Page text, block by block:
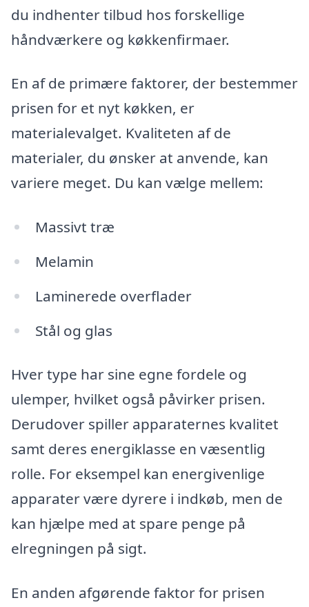
du indhenter tilbud hos forskellige
håndværkere og køkkenfirmaer.
En af de primære faktorer, der bestemmer
prisen for et nyt køkken, er
materialevalget. Kvaliteten af de
materialer, du ønsker at anvende, kan
variere meget. Du kan vælge mellem:
Massivt træ
Melamin
Laminerede overflader
Stål og glas
Hver type har sine egne fordele og
ulemper, hvilket også påvirker prisen.
Derudover spiller apparaternes kvalitet
samt deres energiklasse en væsentlig
rolle. For eksempel kan energivenlige
apparater være dyrere i indkøb, men de
kan hjælpe med at spare penge på
elregningen på sigt.
En anden afgørende faktor for prisen